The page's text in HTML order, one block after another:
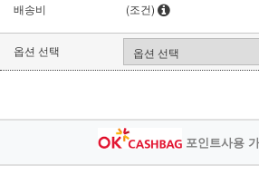
배송비
(조건)
옵션 선택
포인트사용